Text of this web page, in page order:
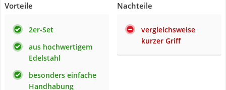
Vorteile
2er-Set
aus hochwertigem
Edelstahl
besonders einfache
Handhabung
Nachteile
vergleichsweise
kurzer Griff